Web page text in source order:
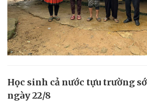
Học sinh cả nước tựu trường
ngày 22/8